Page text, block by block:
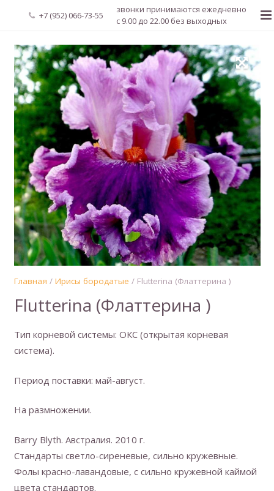
+7 (952) 066-73-55
звонки принимаются ежедневно
с 9.00 до 22.00 без выходных
Главная
О нас
Новости
Каталог растений
Доставка и оплата
Мой аккаунт
Регистрация
Главная / Ирисы бородатые / Flutterina (Флаттерина )
Flutterina (Флаттерина )
Тип корневой системы: ОКС (открытая корневая
система).
Период поставки: май-август.
На размножении.
Barry Blyth. Австралия. 2010 г.
Стандарты светло-сиреневые, сильно кружевные.
Фолы красно-лавандовые, с сильно кружевной каймой
цвета стандартов.